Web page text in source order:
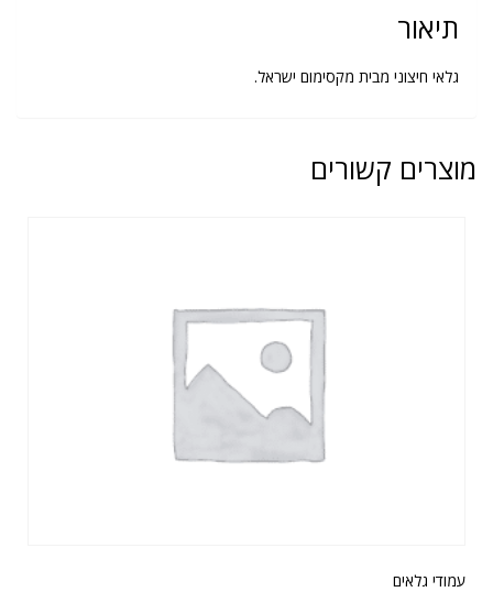
תיאור
גלאי חיצוני מבית מקסימום ישראל.
מוצרים קשורים
עמודי גלאים